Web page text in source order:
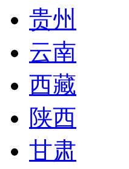
贵州
云南
西藏
陕西
甘肃